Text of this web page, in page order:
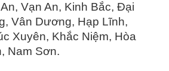
Vạn An, Kinh Bắc, Đại
Vân Dương, Hạp Lĩnh,
Xuyên, Khắc Niệm, Hòa
Nam Sơn.